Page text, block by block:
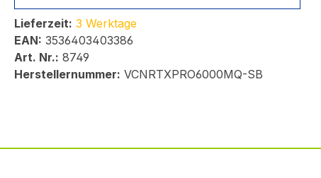
Lieferzeit: 3 Werktage
EAN: 3536403403386
Art. Nr.: 8749
Herstellernummer: VCNRTXPRO6000MQ-SB